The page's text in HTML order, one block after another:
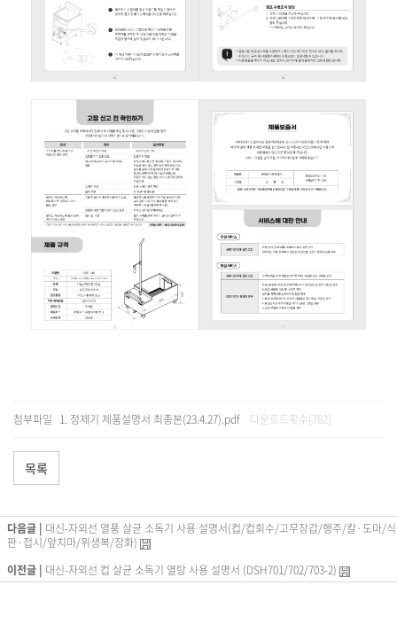
첨부파일 정제기 제품설명서 최종본(23.4.27).pdf 다운로드횟수[782]
목록
다음글 | 대신-자외선 열풍 살균 소독기 사용 설명서(컵/컵회수/고무장갑/행주/칼·도마/식
판·접시/앞치마/위생복/장화)
이전글 | 대신-자외선 컵 살균 소독기 열탕 사용 설명서 (DSH701/702/703-2)